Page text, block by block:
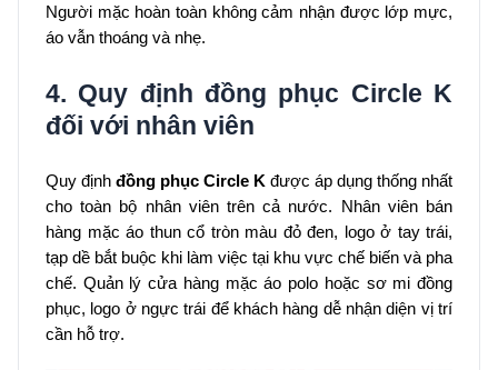
Người mặc hoàn toàn không cảm nhận được lớp mực,
áo vẫn thoáng và nhẹ.
4. Quy định đồng phục Circle K
đối với nhân viên
Quy định đồng phục Circle K được áp dụng thống nhất
cho toàn bộ nhân viên trên cả nước. Nhân viên bán
hàng mặc áo thun cổ tròn màu đỏ đen, logo ở tay trái,
tạp dề bắt buộc khi làm việc tại khu vực chế biến và pha
chế. Quản lý cửa hàng mặc áo polo hoặc sơ mi đồng
phục, logo ở ngực trái để khách hàng dễ nhận diện vị trí
cần hỗ trợ.